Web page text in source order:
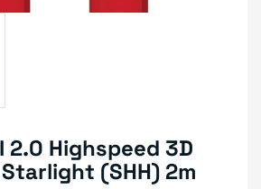
2.0 Highspeed 3D
(SHH) 2m